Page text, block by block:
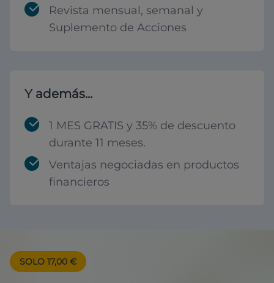
Revista mensual, semanal y
Suplemento de Acciones
Y además...
1 MES GRATIS y 35% de descuento
durante 11 meses.
Ventajas negociadas en productos
financieros
SOLO 17,00 €